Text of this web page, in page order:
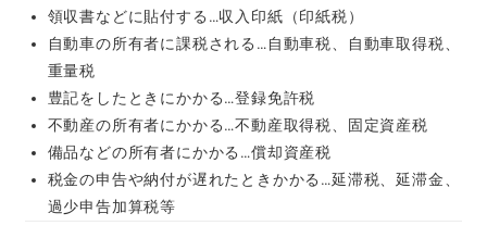
領収書などに貼付する…収入印紙（印紙税）
自動車の所有者に課税される…自動車税、自動車取得税、
重量税
豊記をしたときにかかる…登録免許税
不動産の所有者にかかる…不動産取得税、固定資産税
備品などの所有者にかかる…償却資産税
税金の申告や納付が遅れたときかかる…延滞税、延滞金、
過少申告加算税等